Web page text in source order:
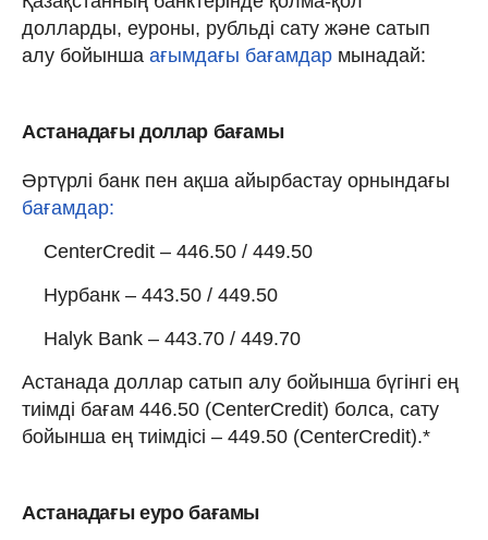
долларды, еуроны, рубльді сату және сатып
алу бойынша ағымдағы бағамдар мынадай:
Астанадағы доллар бағамы
Әртүрлі банк пен ақша айырбастау орнындағы
бағамдар:
CenterCredit – 446.50 / 449.50
Нурбанк – 443.50 / 449.50
Halyk Bank – 443.70 / 449.70
Астанада доллар сатып алу бойынша бүгінгі ең
тиімді бағам 446.50 (CenterCredit) болса, сату
бойынша ең тиімдісі – 449.50 (CenterCredit).*
Астанадағы еуро бағамы